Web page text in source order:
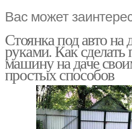
Вас может
Стоянка под авто на
руками. Как
машину на даче
простых способов